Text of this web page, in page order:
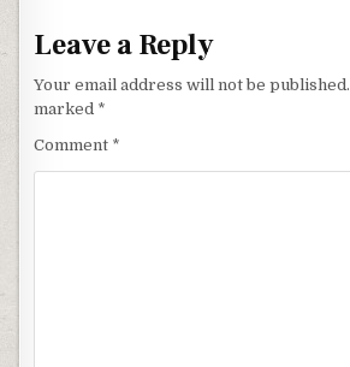
Leave a Reply
Your email address will not be published.
marked *
Comment *